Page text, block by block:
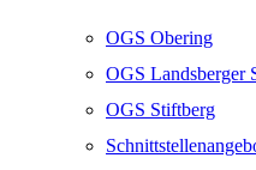
OGS Obering
OGS Landsberger
OGS Stiftberg